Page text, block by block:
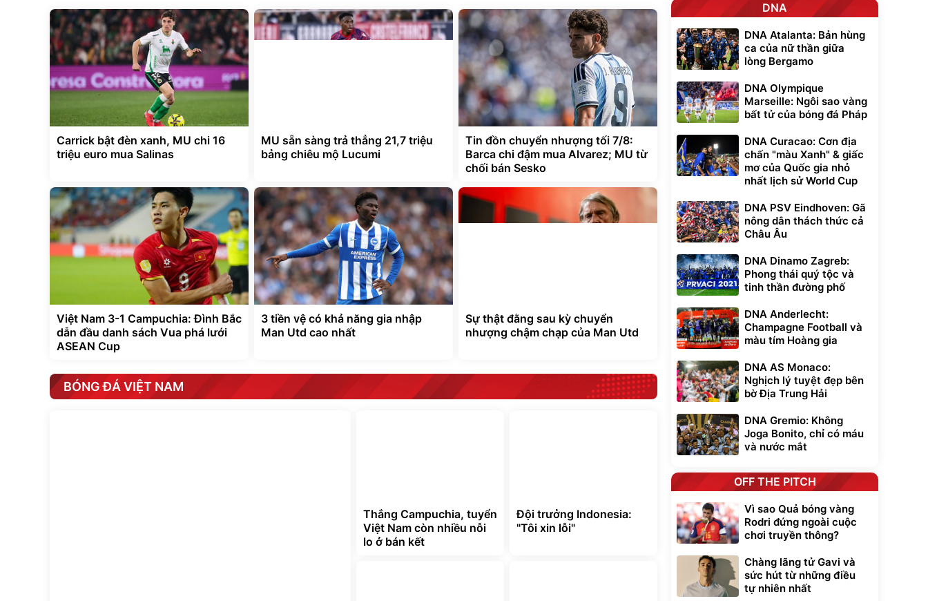
Carrick bật đèn xanh, MU chi 16
triệu euro mua Salinas
MU sẵn sàng trả thẳng 21,7 triệu
bảng chiêu mộ Lucumi
Tin đồn chuyển nhượng tối 7/8:
Barca chi đậm mua Alvarez; MU từ
chối bán Sesko
Việt Nam 3-1 Campuchia: Đình Bắc
dẫn đầu danh sách Vua phá lưới
ASEAN Cup
3 tiền vệ có khả năng gia nhập
Man Utd cao nhất
Sự thật đằng sau kỳ chuyển
nhượng chậm chạp của Man Utd
BÓNG ĐÁ VIỆT NAM
Thắng Campuchia, tuyển
Việt Nam còn nhiều nỗi
lo ở bán kết
Đội trưởng Indonesia:
"Tôi xin lỗi"
DNA
DNA Atalanta: Bản hùng
ca của nữ thần giữa
lòng Bergamo
DNA Olympique
Marseille: Ngôi sao vàng
bất tử của bóng đá Pháp
DNA Curacao: Cơn địa
chấn "màu Xanh" & giấc
mơ của Quốc gia nhỏ
nhất lịch sử World Cup
DNA PSV Eindhoven: Gã
nông dân thách thức cả
Châu Âu
DNA Dinamo Zagreb:
Phong thái quý tộc và
tinh thần đường phố
DNA Anderlecht:
Champagne Football và
màu tím Hoàng gia
DNA AS Monaco:
Nghịch lý tuyệt đẹp bên
bờ Địa Trung Hải
DNA Gremio: Không
Joga Bonito, chỉ có máu
và nước mắt
OFF THE PITCH
Vì sao Quả bóng vàng
Rodri đứng ngoài cuộc
chơi truyền thông?
Chàng lãng tử Gavi và
sức hút từ những điều
tự nhiên nhất